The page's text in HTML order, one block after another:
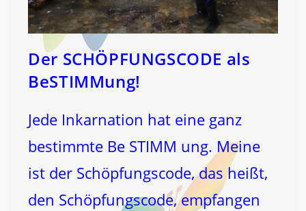
Der SCHÖPFUNGSCODE als
BeSTIMMung!
Jede Inkarnation hat eine ganz
bestimmte Be STIMM ung. Meine
ist der Schöpfungscode, das heißt,
den Schöpfungscode, empfangen